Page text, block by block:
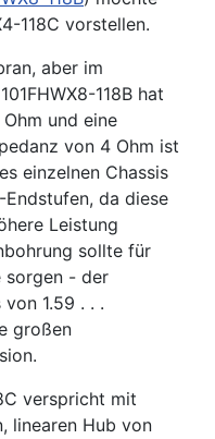
118C vorstellen.
aber im
118B hat
und eine
von 4 Ohm ist
einzelnen Chassis
da diese
Leistung
sollte für
sorgen - der
1.59 . . .
großen
verspricht mit
linearen Hub von